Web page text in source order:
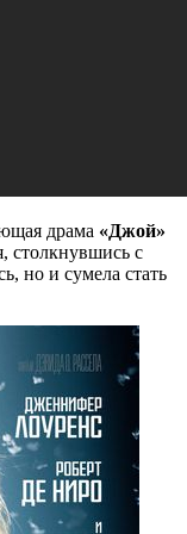
драма «Джой»
столкнувшись с
но и сумела стать